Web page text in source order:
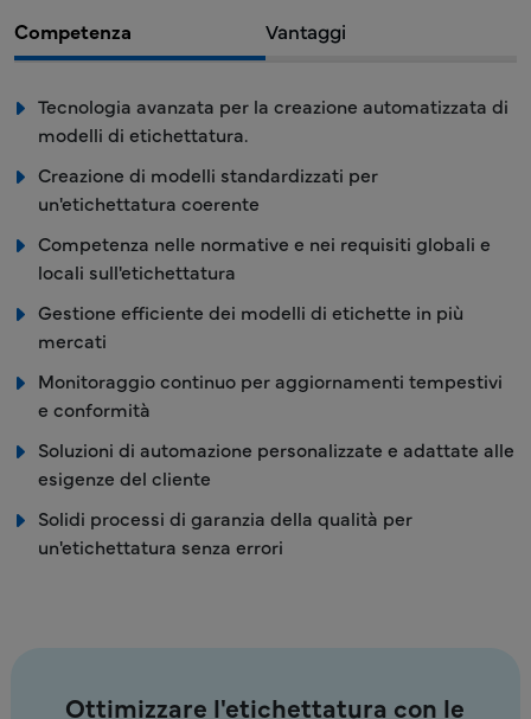
Competenza Vantaggi
Tecnologia avanzata per la creazione automatizzata di
modelli di etichettatura.
Creazione di modelli standardizzati per
un'etichettatura coerente
Competenza nelle normative e nei requisiti globali e
locali sull'etichettatura
Gestione efficiente dei modelli di etichette in più
mercati
Monitoraggio continuo per aggiornamenti tempestivi
e conformità
Soluzioni di automazione personalizzate e adattate alle
esigenze del cliente
Solidi processi di garanzia della qualità per
un'etichettatura senza errori
Ottimizzare l'etichettatura con le